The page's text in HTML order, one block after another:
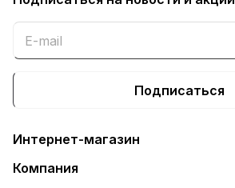
Подписаться
Интернет-магазин
Компания